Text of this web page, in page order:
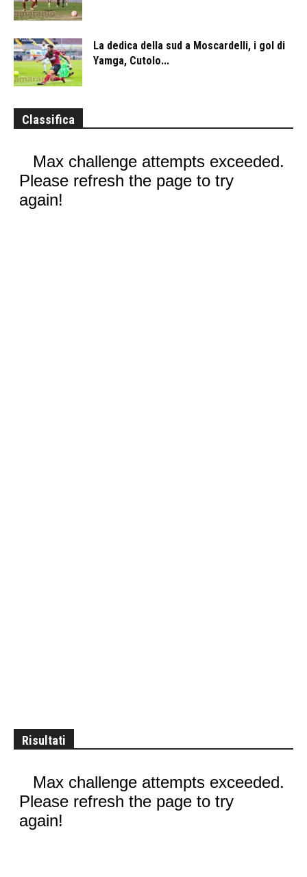
La dedica della sud a Moscardelli, i gol di
Yamga, Cutolo...
Classifica
Risultati